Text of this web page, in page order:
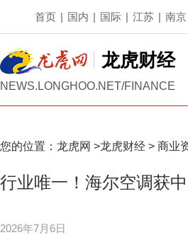
首页 | 国内 | 国际 | 江苏 | 南京
龙虎财经
NEWS.LONGHOO.NET/FINANCE
您的位置： 龙虎网 >龙虎财经 > 商业
行业唯一！海尔空调获
2026年7月6日